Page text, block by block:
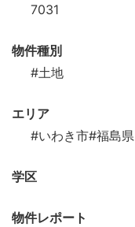
7031
物件種別
#土地
エリア
#いわき市#福島県
学区
物件レポート